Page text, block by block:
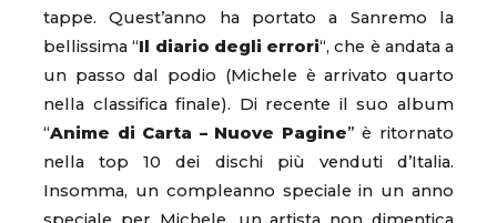
tappe. Quest’anno ha portato a Sanremo la
bellissima “Il diario degli errori“, che è andata a
un passo dal podio (Michele è arrivato quarto
nella classifica finale). Di recente il suo album
“Anime di Carta – Nuove Pagine” è ritornato
nella top 10 dei dischi più venduti d’Italia.
Insomma, un compleanno speciale in un anno